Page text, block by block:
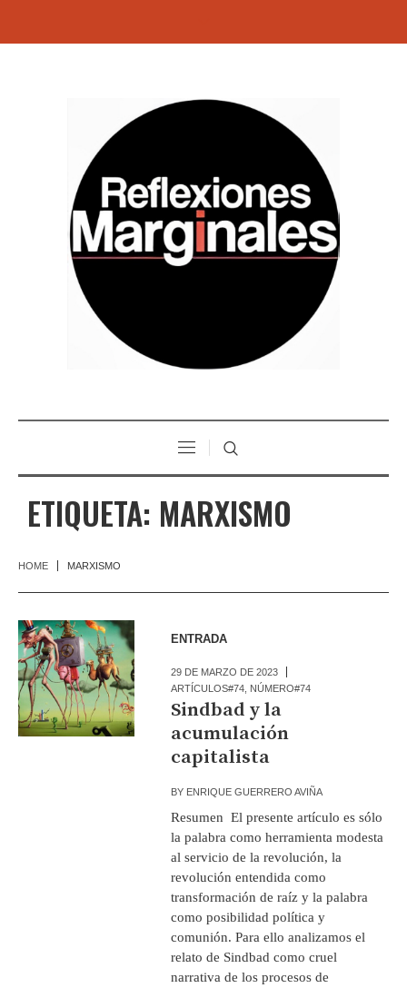
ETIQUETA: MARXISMO
HOME MARXISMO
ENTRADA
29 DE MARZO DE 2023
ARTÍCULOS#74 NÚMERO#74
Sindbad y la
acumulación
capitalista
BY ENRIQUE GUERRERO AVIÑA
Resumen El presente artículo es sólo
la palabra como herramienta modesta
al servicio de la revolución, la
revolución entendida como
transformación de raíz y la palabra
como posibilidad política y
comunión. Para ello analizamos el
relato de Sindbad como cruel
narrativa de los procesos de